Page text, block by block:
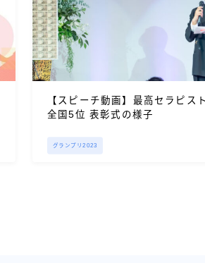
【スピーチ動画】最高セラピス
全国5位 表彰式の様子
グランプリ2023